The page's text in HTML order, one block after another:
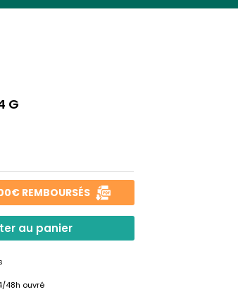
G
REMBOURSÉS
au panier
48h ouvré